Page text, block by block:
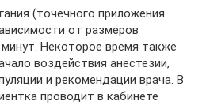
(точечного приложения
от размеров
Некоторое время также
воздействия анестезии,
и рекомендации врача. В
проводит в кабинете